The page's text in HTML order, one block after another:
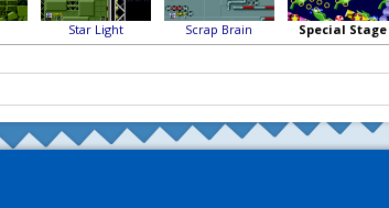
Star Light Scrap Brain Special Stage